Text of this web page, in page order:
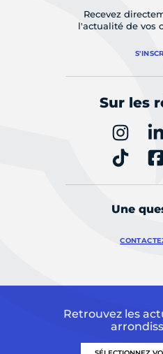
Recevez
l'actualité de vos
Sur les
Une
Retrouvez les